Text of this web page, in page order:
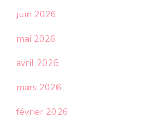
juin 2026
mai 2026
avril 2026
mars 2026
février 2026